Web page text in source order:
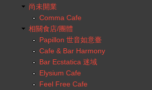
尚未開業
Comma Cafe
相關食店/團體
Papillon 世音如意臺
Cafe & Bar Harmony
Bar Ecstatica 迷域
Elysium Cafe
Feel Free Cafe